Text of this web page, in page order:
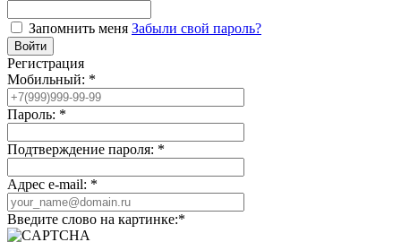
Запомнить меня Забыли свой пароль?
Регистрация
Мобильный: *
Пароль: *
Подтверждение пароля: *
Адрес e-mail: *
Введите слово на картинке:*